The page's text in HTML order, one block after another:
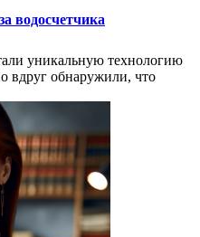
водосчетчика
уникальную технологию
вдруг обнаружили, что